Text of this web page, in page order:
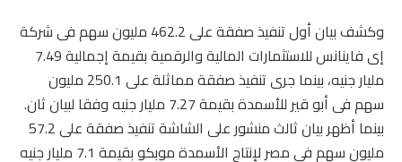
وكشف بيان أول تنفيذ صفقة على 462.2 مليون سهم فى شركة
إى فاينانس للاستثمارات المالية والرقمية بقيمة إجمالية 7.49
مليار جنيه، بينما جرى تنفيذ صفقة مماثلة على 250.1 مليون
سهم فى أبو قير للأسمدة بقيمة 7.27 مليار جنيه وفقا لبيان ثان.
بينما أظهر بيان ثالث منشور على الشاشة تنفيذ صفقة على 57.2
مليون سهم فى مصر لإنتاج الأسمدة موبكو بقيمة 7.1 مليار جنيه